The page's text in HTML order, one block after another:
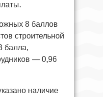
8 баллов
строительной
балла,
— 0,96
наличие